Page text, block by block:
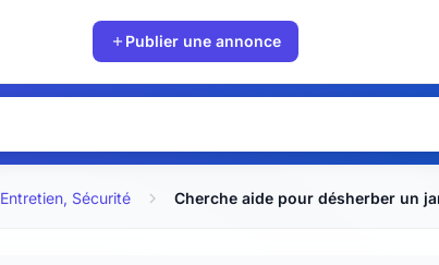
Publier une annonce
Entretien, Sécurité Cherche aide pour désherber un